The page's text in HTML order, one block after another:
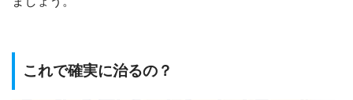
これで確実に治るの？